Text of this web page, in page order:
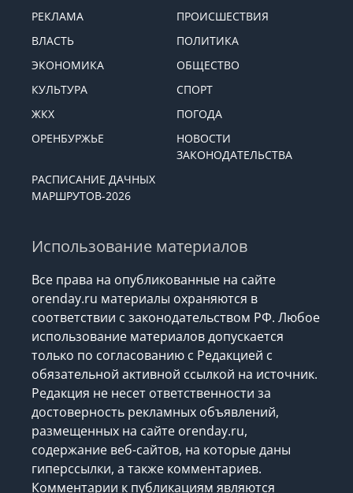
РЕКЛАМА
ПРОИСШЕСТВИЯ
ВЛАСТЬ
ПОЛИТИКА
ЭКОНОМИКА
ОБЩЕСТВО
КУЛЬТУРА
СПОРТ
ЖКХ
ПОГОДА
ОРЕНБУРЖЬЕ
НОВОСТИ
ЗАКОНОДАТЕЛЬСТВА
РАСПИСАНИЕ ДАЧНЫХ
МАРШРУТОВ-2026
Использование материалов
Все права на опубликованные на сайте
orenday.ru материалы охраняются в
соответствии с законодательством РФ. Любое
использование материалов допускается
только по согласованию с Редакцией с
обязательной активной ссылкой на источник.
Редакция не несет ответственности за
достоверность рекламных объявлений,
размещенных на сайте orenday.ru,
содержание веб-сайтов, на которые даны
гиперссылки, а также комментариев.
Комментарии к публикациям являются